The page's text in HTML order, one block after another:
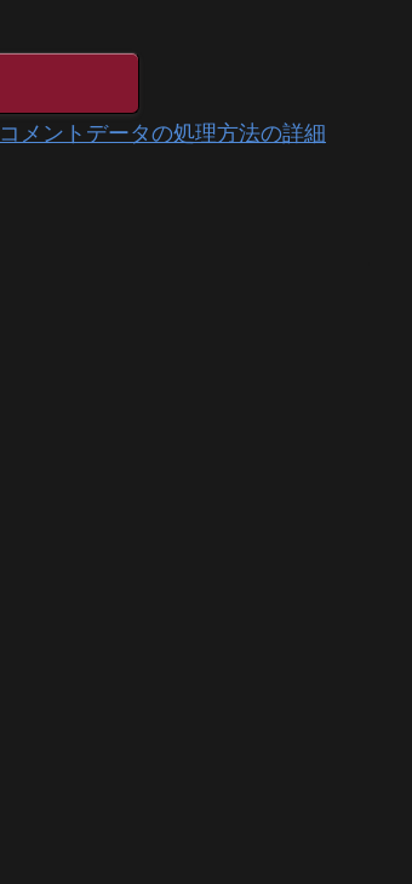
コメントデータの処理方法の詳細